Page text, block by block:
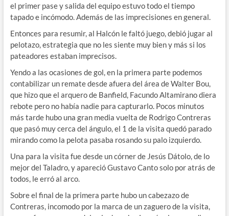
el primer pase y salida del equipo estuvo todo el tiempo
tapado e incómodo. Además de las imprecisiones en general.
Entonces para resumir, al Halcón le faltó juego, debió jugar al
pelotazo, estrategia que no les siente muy bien y más si los
pateadores estaban imprecisos.
Yendo a las ocasiones de gol, en la primera parte podemos
contabilizar un remate desde afuera del área de Walter Bou,
que hizo que el arquero de Banfield, Facundo Altamirano diera
rebote pero no había nadie para capturarlo. Pocos minutos
más tarde hubo una gran media vuelta de Rodrigo Contreras
que pasó muy cerca del ángulo, el 1 de la visita quedó parado
mirando como la pelota pasaba rosando su palo izquierdo.
Una para la visita fue desde un córner de Jesús Dátolo, de lo
mejor del Taladro, y apareció Gustavo Canto solo por atrás de
todos, le erró al arco.
Sobre el final de la primera parte hubo un cabezazo de
Contreras, incomodo por la marca de un zaguero de la visita,